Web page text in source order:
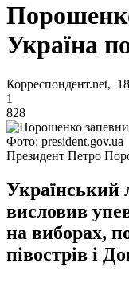
Україна
Корреспондент.net,
1
828
Фото: president.gov.ua
Президент Петро
Український
висловив
на виборах,
півострів і